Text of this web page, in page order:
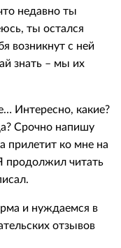
недавно ты
ты остался
возникнут с ней
знать – мы их
Интересно, какие?
Срочно напишу
прилетит ко мне на
продолжил читать
и нуждаемся в
отзывов